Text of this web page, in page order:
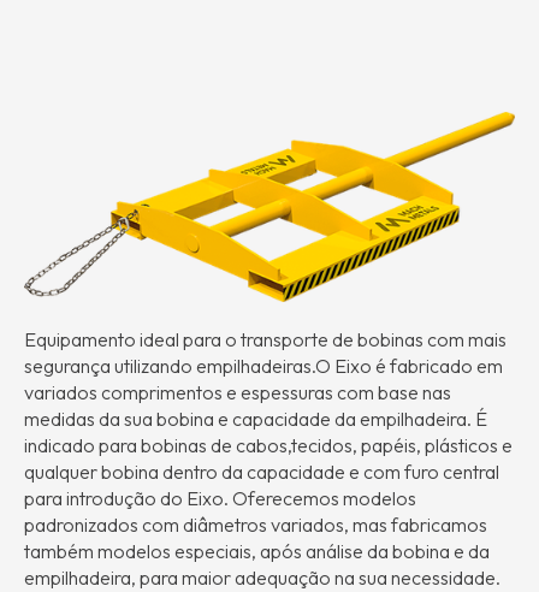
Equipamento ideal para o transporte de bobinas com mais
segurança utilizando empilhadeiras.O Eixo é fabricado em
variados comprimentos e espessuras com base nas
medidas da sua bobina e capacidade da empilhadeira. É
indicado para bobinas de cabos,tecidos, papéis, plásticos e
qualquer bobina dentro da capacidade e com furo central
para introdução do Eixo. Oferecemos modelos
padronizados com diâmetros variados, mas fabricamos
também modelos especiais, após análise da bobina e da
empilhadeira, para maior adequação na sua necessidade.